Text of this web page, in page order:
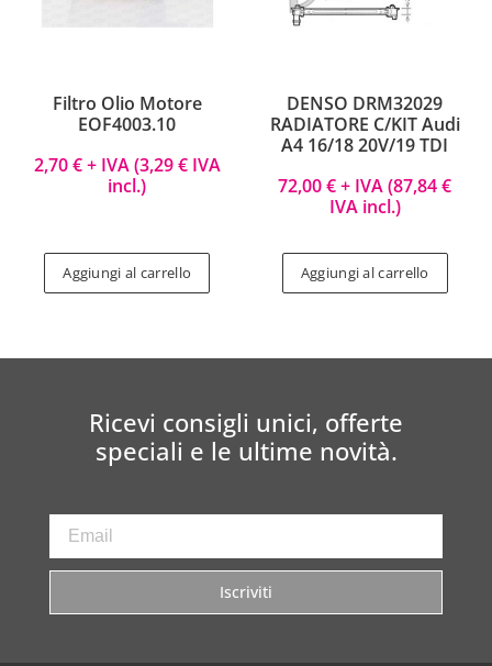
Filtro Olio Motore
EOF4003.10
2,70€+ IVA (3,29€IVA
incl.)
Aggiungi al carrello
DENSO DRM32029
RADIATORE C/KIT Audi
A4 16/18 20V/19 TDI
72,00€+ IVA (87,84€
IVA incl.)
Aggiungi al carrello
Ricevi consigli unici, offerte
speciali e le ultime novità.
Iscriviti